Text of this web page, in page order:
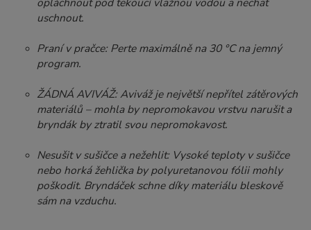
uschnout.
Praní v pračce: Perte maximálně na 30 °C na jemný
program.
ŽÁDNÁ AVIVÁŽ: Aviváž je největší nepřítel zátěrových
materiálů – mohla by nepromokavou vrstvu narušit a
bryndák by ztratil svou nepromokavost.
Nesušit v sušičce a nežehlit: Vysoké teploty v sušičce
nebo horká žehlička by polyuretanovou fólii mohly
poškodit. Bryndáček schne díky materiálu bleskově
sám na vzduchu.